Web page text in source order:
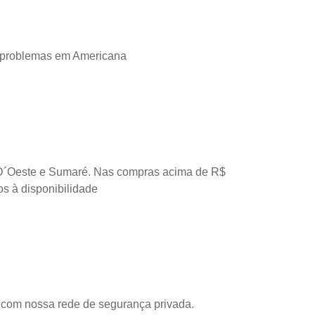
em Americana
e Sumaré. Nas compras acima de R$
à disponibilidade
nossa rede de segurança privada.